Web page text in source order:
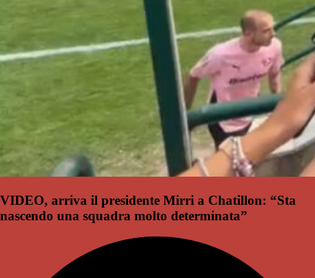
VIDEO, arriva il presidente Mirri a Chatillon: “Sta
nascendo una squadra molto determinata”